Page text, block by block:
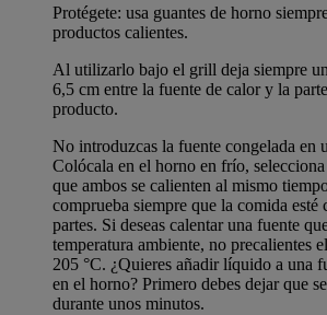
Protégete: usa guantes de horno
productos calientes.
Al utilizarlo bajo el grill deja siempre
6,5 cm entre la fuente de calor y la
producto.
No introduzcas la fuente congelada en
Colócala en el horno en frío,
que ambos se calienten al mismo
comprueba siempre que la comida esté
partes. Si deseas calentar una fuente
temperatura ambiente, no precalientes
205 °C. ¿Quieres añadir líquido a una
en el horno? Primero debes dejar que
durante unos minutos.